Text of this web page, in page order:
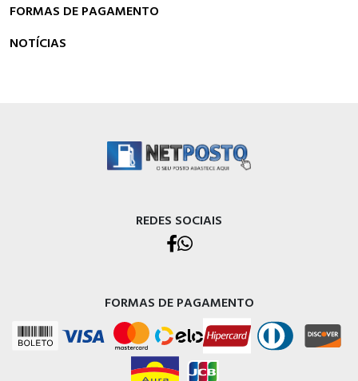
FORMAS DE PAGAMENTO
NOTÍCIAS
REDES SOCIAIS
FORMAS DE PAGAMENTO